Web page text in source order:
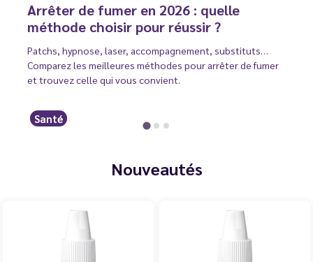
Arrêter de fumer en 2026 : quelle
méthode choisir pour réussir ?
Patchs, hypnose, laser, accompagnement, substituts…
Comparez les meilleures méthodes pour arrêter de fumer
et trouvez celle qui vous convient.
Santé
Nouveautés